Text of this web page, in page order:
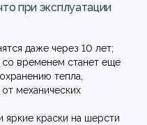
при эксплуатации
даже через 10 лет;
временем станет еще
тепла,
механических
яркие краски на шерсти